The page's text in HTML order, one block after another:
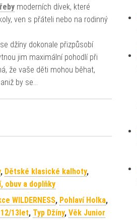
moderních dívek, které
ven s přáteli nebo na rodinný
džíny dokonale přizpůsobí
jim maximální pohodlí při
že vaše děti mohou běhat,
by se…
, Dětské klasické kalhoty,
obuv a doplňky
WILDERNESS, Pohlaví Holka,
13let, Typ Džíny, Věk Junior